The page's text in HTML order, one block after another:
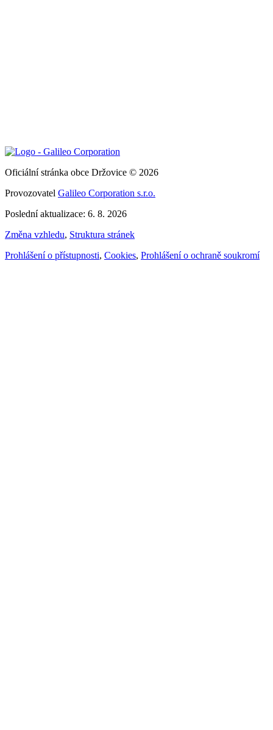
Oficiální stránka obce Držovice © 2026
Provozovatel Galileo Corporation s.r.o.
Poslední aktualizace: 6. 8. 2026
Změna vzhledu, Struktura stránek
Prohlášení o přístupnosti, Cookies, Prohlášení o ochraně soukromí